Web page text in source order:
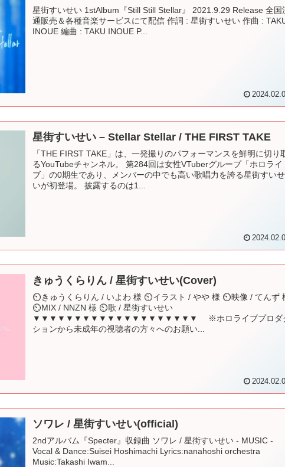
星街すいせい 1stAlbum『Still Still Stellar』 2021.9.29 Release 全国
通販売＆各種音楽サービスにて配信 作詞 : 星街すいせい 作曲 :
INOUE 編曲 : TAKU INOUE P...
星街すいせい – Stellar Stellar / THE FIRST TAKE
「THE FIRST TAKE」は、一発撮りのパフォーマンスを鮮明に切り
るYouTubeチャンネル。 第284回は女性VTuberグループ「ホロライ
ブ」の0期生であり、メンバーの中でも高い歌唱力を誇る星街すいせ
いが初登場。 披露するのは1...
きゅうくらりん / 星街すいせい(Cover)
⏲きゅうくらりん / いよわ 様 ⏲イラスト / やや 様 ⏲映像 / てんず
⏲MIX / NNZN 様 ⏲歌 / 星街すいせい
▼▼▼▼▼▼▼▼▼▼▼▼▼▼▼▼▼▼▼▼ ※ホロライブプロダ
ションから未成年の視聴者の方々へのお願い...
ソワレ / 星街すいせい(official)
2ndアルバム『Specter』収録曲 ソワレ / 星街すいせい - MUSIC -
Vocal & Dance:Suisei Hoshimachi Lyrics:nanahoshi orchestra
Music:Takashi Iwam...